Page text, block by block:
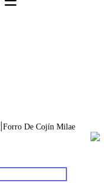
Forro De Cojín Milae